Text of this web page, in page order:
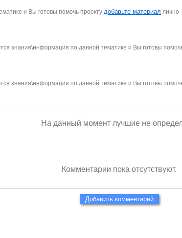
и Вы готовы помочь проекту добавьте материал лично
знания\информация по данной тематике и Вы готовы
знания\информация по данной тематике и Вы готовы
На данный момент лучшие не
Комментарии пока отсутствуют.
Добавить комментарий